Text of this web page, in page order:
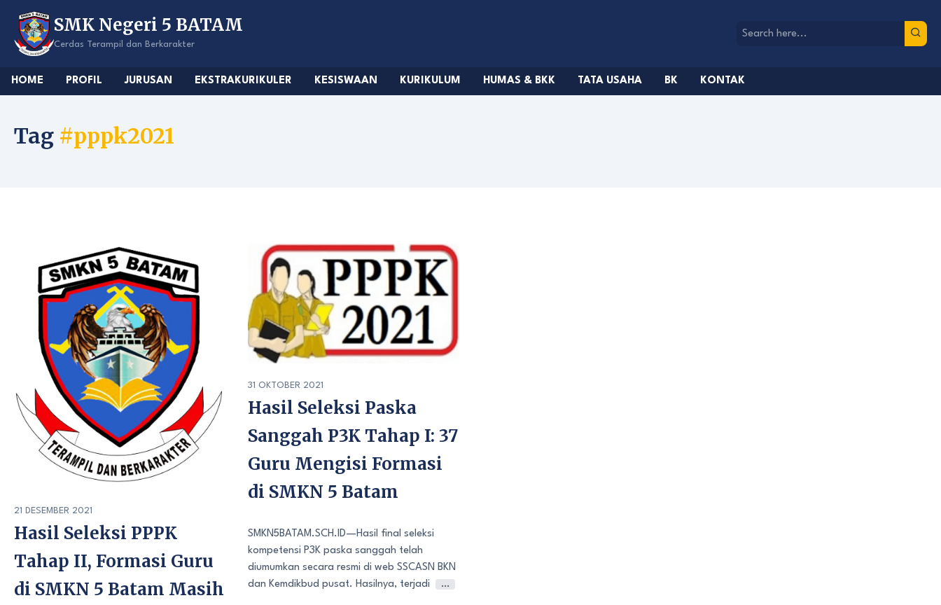
content
SMK Negeri 5 BATAM
Cerdas Terampil dan Berkarakter
HOME PROFIL JURUSAN EKSTRAKURIKULER KESISWAAN KURIKULUM HUMAS & BKK TATA USAHA BK KONTAK
Tag #pppk2021
21 DESEMBER 2021
Hasil Seleksi PPPK
Tahap II, Formasi Guru
di SMKN 5 Batam Masih
31 OKTOBER 2021
Hasil Seleksi Paska
Sanggah P3K Tahap I: 37
Guru Mengisi Formasi
di SMKN 5 Batam
SMKN5BATAM.SCH.ID—Hasil final seleksi
kompetensi P3K paska sanggah telah
diumumkan secara resmi di web SSCASN BKN
dan Kemdikbud pusat. Hasilnya, terjadi
…